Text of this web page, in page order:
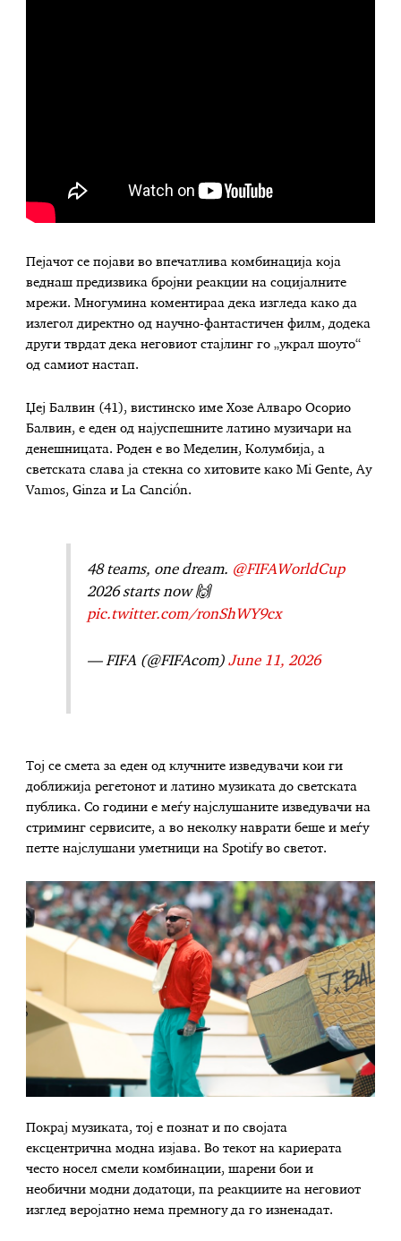
Пејачот се појави во впечатлива комбинација која
веднаш предизвика бројни реакции на социјалните
мрежи. Многумина коментираа дека изгледа како да
излегол директно од научно-фантастичен филм, додека
други тврдат дека неговиот стајлинг го „украл шоуто“
од самиот настап.
Џеј Балвин (41), вистинско име Хозе Алваро Осорио
Балвин, е еден од најуспешните латино музичари на
денешницата. Роден е во Меделин, Колумбија, а
светската слава ја стекна со хитовите како Mi Gente, Ay
Vamos, Ginza и La Canción.
48 teams, one dream. @FIFAWorldCup
2026 starts now 🙌
pic.twitter.com/ronShWY9cx
— FIFA (@FIFAcom)June 11, 2026
Тој се смета за еден од клучните изведувачи кои ги
доближија регетонот и латино музиката до светската
публика. Со години е меѓу најслушаните изведувачи на
стриминг сервисите, а во неколку наврати беше и меѓу
петте најслушани уметници на Spotify во светот.
Покрај музиката, тој е познат и по својата
ексцентрична модна изјава. Во текот на кариерата
често носел смели комбинации, шарени бои и
необични модни додатоци, па реакциите на неговиот
изглед веројатно нема премногу да го изненадат.